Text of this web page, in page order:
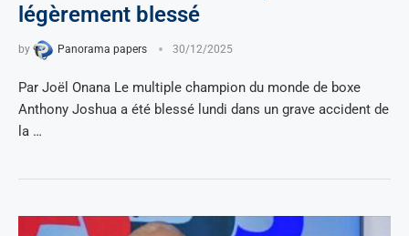
légèrement blessé
by Panorama papers 30/12/2025
Par Joël Onana Le multiple champion du monde de boxe
Anthony Joshua a été blessé lundi dans un grave accident de
la …